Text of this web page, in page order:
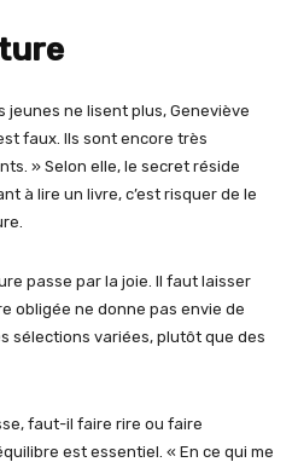
ne lisent plus, Geneviève
faux. Ils sont encore très
» Selon elle, le secret réside
à lire un livre, c’est risquer de le
passe par la joie. Il faut laisser
obligée ne donne pas envie de
sélections variées, plutôt que des
faut-il faire rire ou faire
est essentiel. « En ce qui me